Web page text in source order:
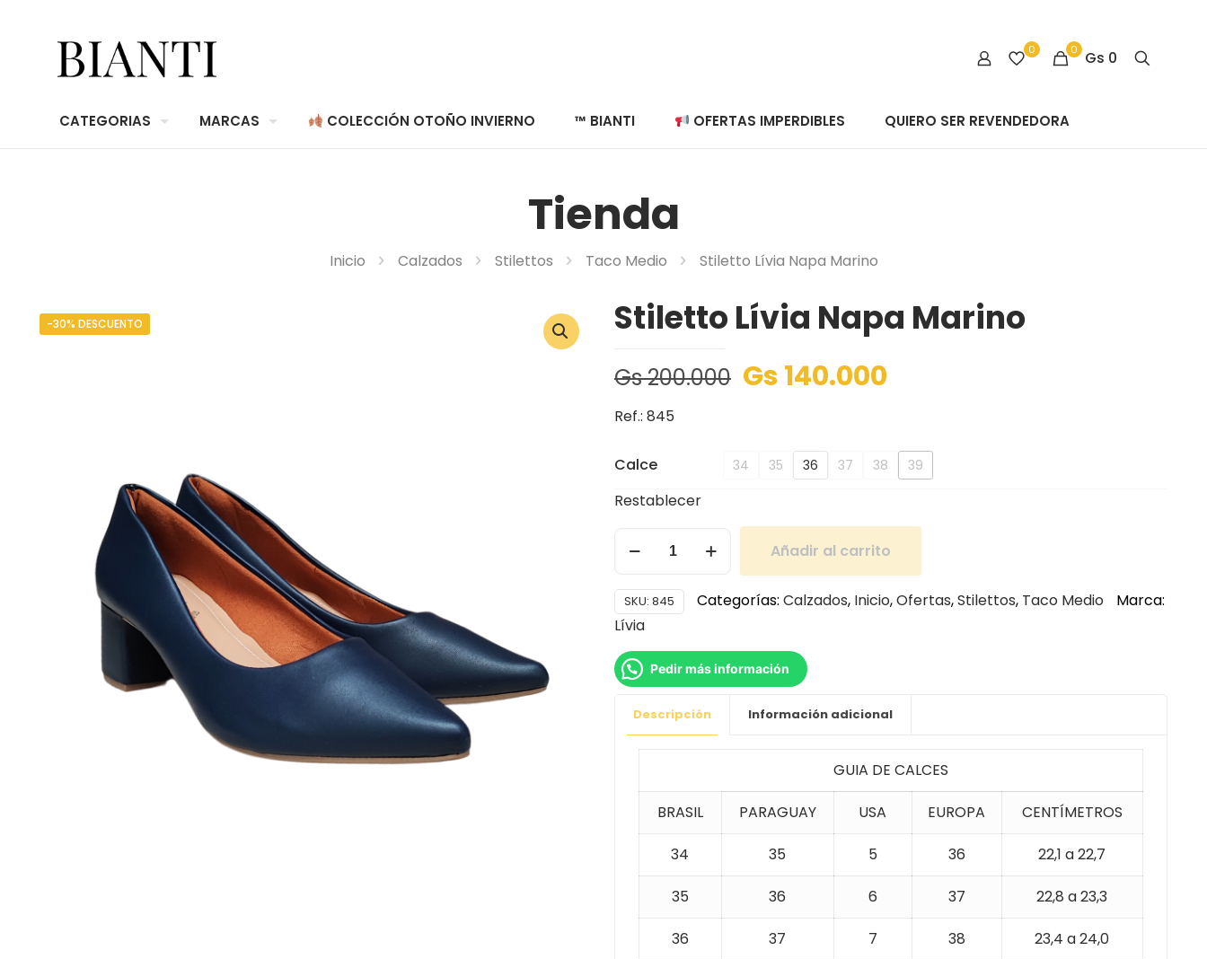
0 0 Gs 0
CATEGORIAS MARCAS COLECCIÓN OTOÑO INVIERNO ™ BIANTI OFERTAS IMPERDIBLES QUIERO SER REVENDEDORA
Tienda
Inicio Calzados Stilettos Taco Medio Stiletto Lívia Napa Marino
-30% DESCUENTO Stiletto Lívia Napa Marino
Gs200.000 Gs140.000
Ref.: 845
Calce 34 35 36 37 38 39
Restablecer
Añadir al carrito
SKU: 845 Categorías: Calzados, Inicio,Ofertas,Stilettos, Taco Medio
Marca:
Lívia
Pedir más información
Descripción Información adicional
GUIA DE CALCES
BRASIL PARAGUAY USA EUROPA CENTÍMETROS
34 35 5 36 22,1 a 22,7
35 36 6 37 22,8 a 23,3
36 37 7 38 23,4 a 24,0